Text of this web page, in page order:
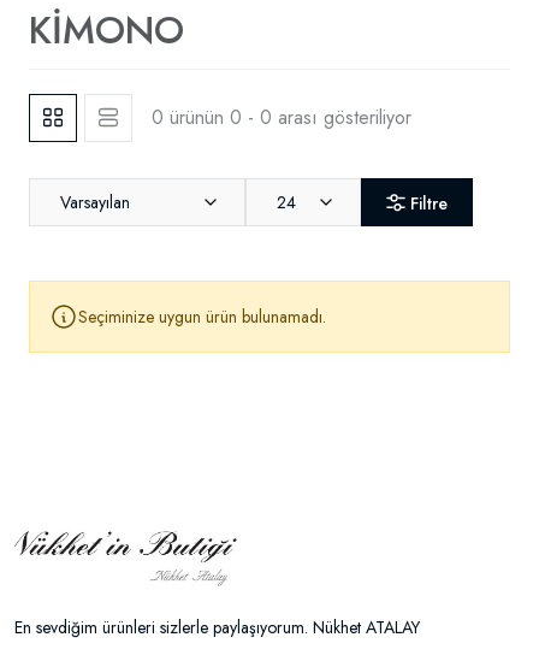
KİMONO
0 ürünün 0 - 0 arası gösteriliyor
Varsayılan 24 Filtre
Seçiminize uygun ürün bulunamadı.
En sevdiğim ürünleri sizlerle paylaşıyorum. Nükhet ATALAY